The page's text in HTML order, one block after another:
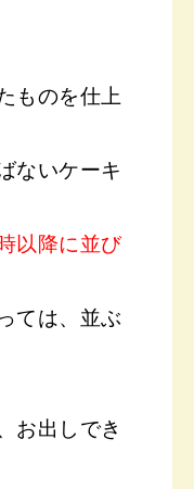
ものを仕上
ないケーキ
以降に並び
は、 並ぶ
お出しでき